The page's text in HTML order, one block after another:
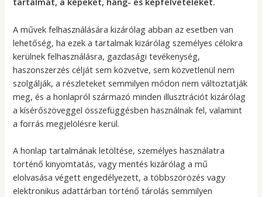
A művek felhasználására kizárólag abban az esetben van
lehetőség, ha ezek a tartalmak kizárólag személyes célokra
kerülnek felhasználásra, gazdasági tevékenység,
haszonszerzés célját sem közvetve, sem közvetlenül nem
szolgálják, a részleteket semmilyen módon nem változtatják
meg, és a honlapról származó minden illusztrációt kizárólag
a kísérőszöveggel összefüggésben használnak fel, valamint
a forrás megjelölésre kerül.
A honlap tartalmának letöltése, személyes használatra
történő kinyomtatás, vagy mentés kizárólag a mű
elolvasása végett engedélyezett, a többszörözés vagy
elektronikus adattárban történő tárolás semmilyen